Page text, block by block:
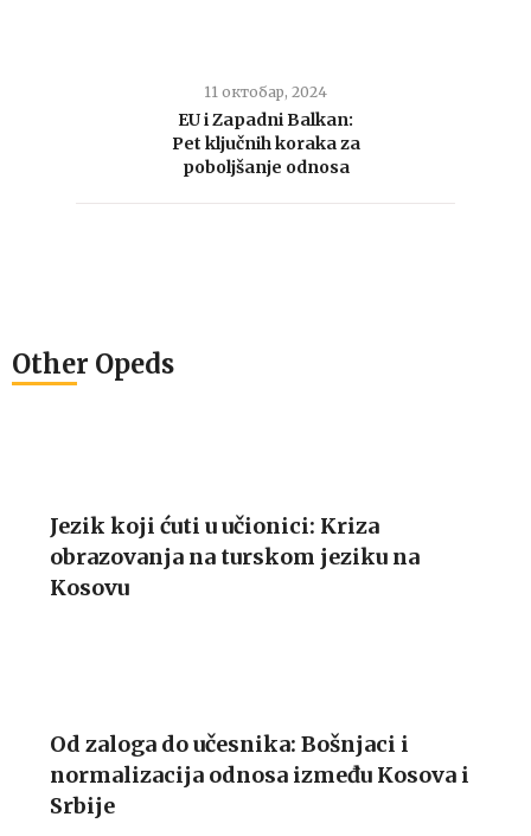
11 октобар, 2024
EU i Zapadni Balkan:
Pet ključnih koraka za
poboljšanje odnosa
Other Opeds
Jezik koji ćuti u učionici: Kriza
obrazovanja na turskom jeziku na
Kosovu
Od zaloga do učesnika: Bošnjaci i
normalizacija odnosa između Kosova i
Srbije